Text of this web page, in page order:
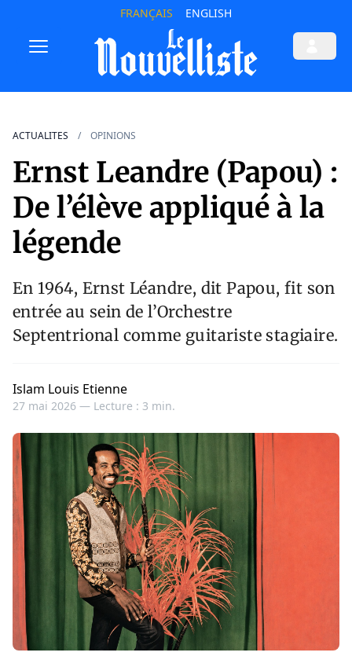
FRANÇAIS ENGLISH
ACTUALITES OPINIONS
Ernst Leandre (Papou) :
De l’élève appliqué à la
légende
En 1964, Ernst Léandre, dit Papou, fit son
entrée au sein de l’Orchestre
Septentrional comme guitariste stagiaire.
Islam Louis Etienne
27 mai 2026 — Lecture : 3 min.